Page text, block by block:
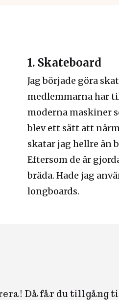
1. Skateboard
Jag började göra
medlemmarna har
moderna maskiner
blev ett sätt att
skatar jag hellre än
Eftersom de är
bräda. Hade jag
longboards.
Då får du tillgång